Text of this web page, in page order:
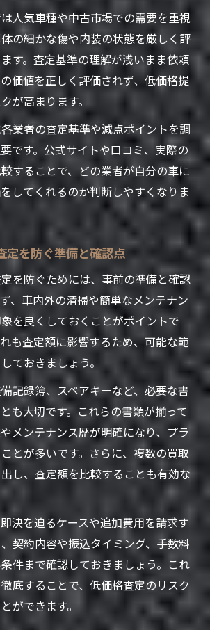
納得価格を実現する情報収集術
現する車買取比較術
較で低価格査定を回避する視点
サービスで車買取価格を効率比較
ンキングや口コミの信憑性を見極
者ごとの特徴と比較のポイント
較時に確認すべき相場と条件
敗しないためのポイント
括査定のメリットと低価格リスク
括査定で失敗しない依頼方法
業電話のストレスを軽減する工夫
わかる一括査定サービスの選び方
括査定で価格差が出る理由と対策
守る売却タイミングの見極め方
損しない売却時期のポイント解説
格が下がる時期の特徴と事例
値を守るための査定タイミング
価格を避ける最適な売却タイミン
場の変動と売却時期の関係性
る車買取業者の選び方
コミから読み解く信頼業者の特徴
判が悪い業者を避けるチェック項
ンキングの真実と選び方の注意点
口コミ活用で失敗しない業者探し
人気車種や中古市場での需要を重視
の細かな傷や内装の状態を厳しく評
す。査定基準の理解が浅いまま依頼
価値を正しく評価されず、低価格提
が高まります。
業者の査定基準や減点ポイントを調
です。公式サイトや口コミ、実際の
することで、どの業者が自分の車に
してくれるのか判断しやすくなりま
定を防ぐ準備と確認点
を防ぐためには、事前の準備と確認
、車内外の清掃や簡単なメンテナン
を良くしておくことがポイントで
も査定額に影響するため、可能な範
ておきましょう。
記録簿、スペアキーなど、必要な書
も大切です。これらの書類が揃って
メンテナンス歴が明確になり、プラ
とが多いです。さらに、複数の買取
し、査定額を比較することも有効な
決を迫るケースや追加費用を請求す
契約内容や振込タイミング、手数料
件まで確認しておきましょう。これ
底することで、低価格査定のリスク
ができます。